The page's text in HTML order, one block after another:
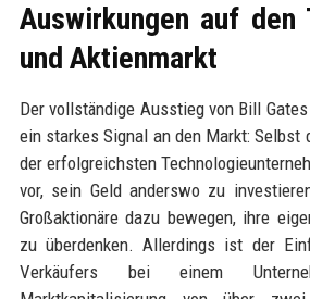
Auswirkungen auf den
und Aktienmarkt
Der vollständige Ausstieg von Bill
ein starkes Signal an den Markt: Selbst
der erfolgreichsten
vor, sein Geld anderswo zu
Großaktionäre dazu bewegen, ihre
zu überdenken. Allerdings ist der
Verkäufers bei einem